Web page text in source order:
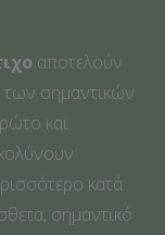
αποτελούν
των σημαντικών
και
κατά
σημαντικό